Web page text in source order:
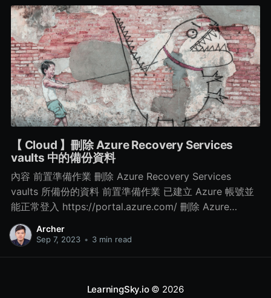
【 Cloud 】刪除 Azure Recovery Services
vaults 中的備份資料
內容 前置準備作業 刪除 Azure Recovery Services
vaults 所備份的資料 前置準備作業 已建立 Azure 帳號並
能正常登入 https://portal.azure.com/ 刪除 Azure
Recovery Services vaults 所備份的資料 Step 1. 點選所
建立的 Azure Recovery Services vaults 服務 > 再點選
Archer
Sep 7, 2023 • 3 min read
LearningSky.io© 2026